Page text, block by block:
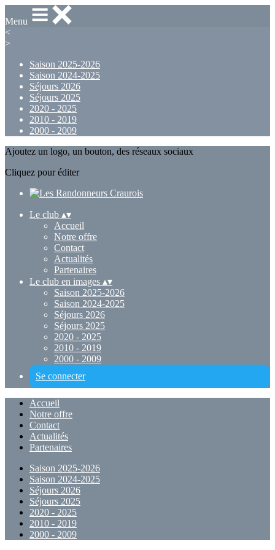
Menu
<
>
Saison 2025-2026
Saison 2024-2025
Séjours 2026
Séjours 2025
2020 - 2025
2010 - 2019
2000 - 2009
Ajoutez un logo, un bouton, des réseaux sociaux
Cliquez pour éditer
Le club ▴▾
Accueil
Notre offre
Contact
Actualités
Partenaires
Le club en images ▴▾
Saison 2025-2026
Saison 2024-2025
Séjours 2026
Séjours 2025
2020 - 2025
2010 - 2019
2000 - 2009
Se connecter
Accueil
Notre offre
Contact
Actualités
Partenaires
Saison 2025-2026
Saison 2024-2025
Séjours 2026
Séjours 2025
2020 - 2025
2010 - 2019
2000 - 2009